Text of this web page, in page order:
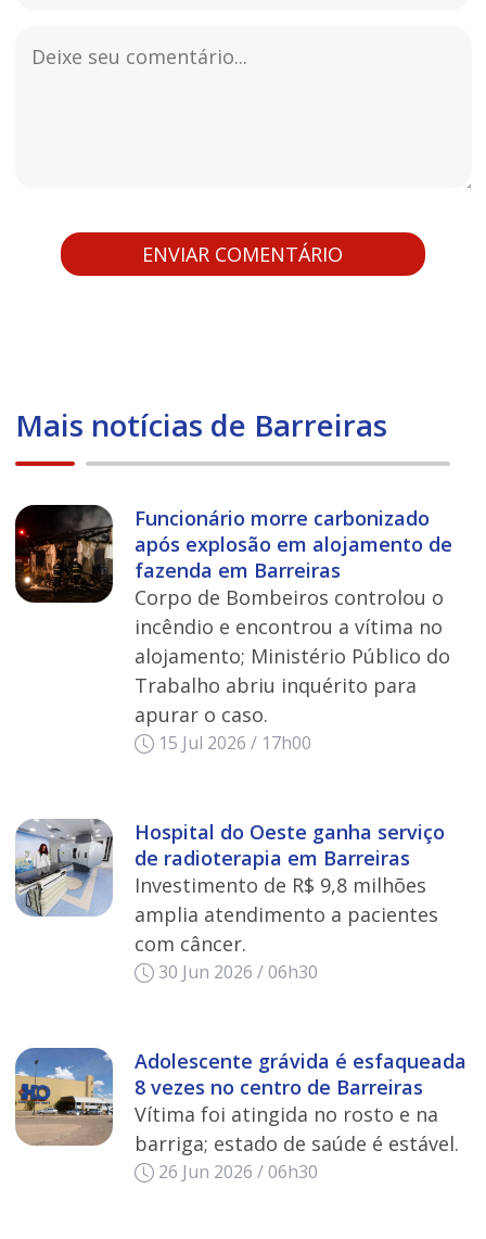
Mais notícias de Barreiras
Funcionário morre carbonizado
após explosão em alojamento de
fazenda em Barreiras
Corpo de Bombeiros controlou o
incêndio e encontrou a vítima no
alojamento; Ministério Público do
Trabalho abriu inquérito para
apurar o caso.
15 Jul 2026 / 17h00
Hospital do Oeste ganha serviço
de radioterapia em Barreiras
Investimento de R$ 9,8 milhões
amplia atendimento a pacientes
com câncer.
30 Jun 2026 / 06h30
Adolescente grávida é esfaqueada
8 vezes no centro de Barreiras
Vítima foi atingida no rosto e na
barriga; estado de saúde é estável.
26 Jun 2026 / 06h30